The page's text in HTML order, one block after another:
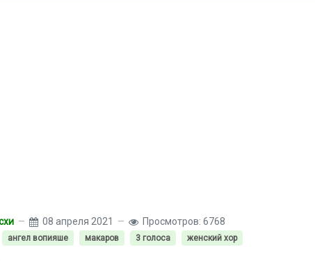
08 апреля 2021 Просмотров: 6768
ангел вопияше макаров 3 голоса женский хор